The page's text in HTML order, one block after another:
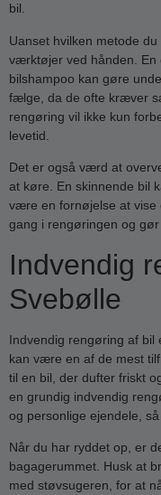
bil.
Uanset hvilken metode
værktøjer ved hånden. En
bilshampoo kan gøre
fælge, da de ofte kræver
rengøring vil ikke kun
levetid.
Det er også værd at
at køre. En skinnende bil
være en fornøjelse at vise
gang i rengøringen og
Indvendig
Svebølle
Indvendig rengøring af bil
kan være en af de mest
til en bil, der dufter friskt
en grundig indvendig
og personlige ejendele,
Når du har ryddet op, er
bagagerummet. Husk at
med støvsugeren, for at